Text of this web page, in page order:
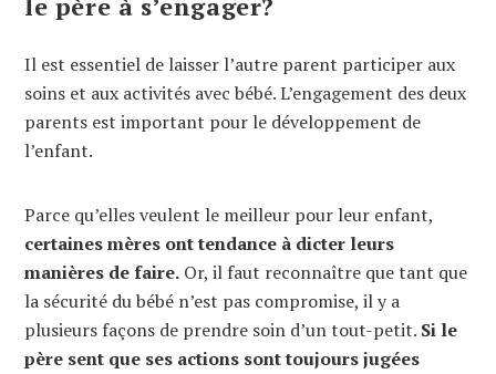
le père à s’engager?
Il est essentiel de laisser l’autre parent participer aux
soins et aux activités avec bébé. L’engagement des deux
parents est important pour le développement de
l’enfant.
Parce qu’elles veulent le meilleur pour leur enfant,
certaines mères ont tendance à dicter leurs
manières de faire. Or, il faut reconnaître que tant que
la sécurité du bébé n’est pas compromise, il y a
plusieurs façons de prendre soin d’un tout-petit. Si le
père sent que ses actions sont toujours jugées